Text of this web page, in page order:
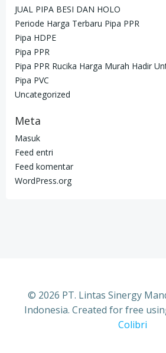
JUAL PIPA BESI DAN HOLO
Periode Harga Terbaru Pipa PPR
Pipa HDPE
Pipa PPR
Pipa PPR Rucika Harga Murah Hadir
Pipa PVC
Uncategorized
Meta
Masuk
Feed entri
Feed komentar
WordPress.org
© 2026 PT. Lintas Sinergy
Indonesia. Created for free
Colibri